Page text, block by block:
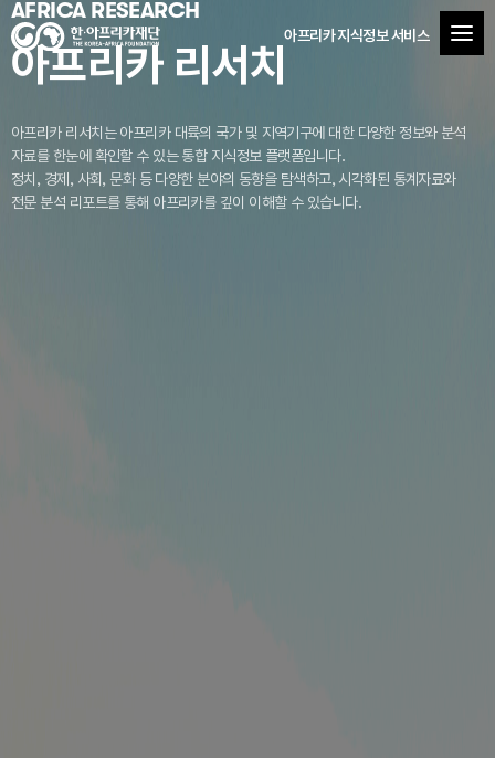
아프리카 지식정보 서비스
AFRICA RESEARCH
아프리카 리서치
아프리카 리서치는 아프리카 대륙의 국가 및 지역기구에 대한 다양한 정보와 분석
자료를 한눈에 확인할 수 있는 통합 지식정보 플랫폼입니다.
정치, 경제, 사회, 문화 등 다양한 분야의 동향을 탐색하고, 시각화된 통계자료와
전문 분석 리포트를 통해 아프리카를 깊이 이해할 수 있습니다.